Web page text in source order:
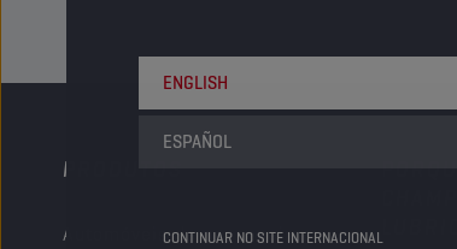
ENGLISH
ESPAÑOL
CONTINUAR NO SITE INTERNACIONAL
PRODUTOS
Automóveis de passageiros